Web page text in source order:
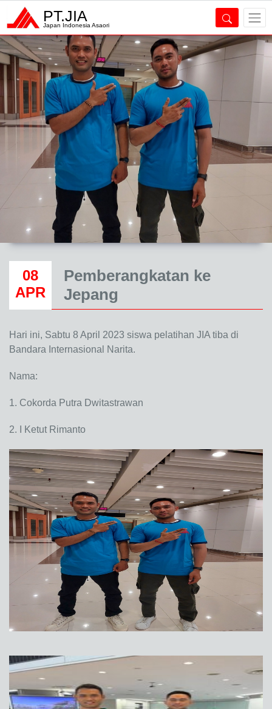
PT.JIA
Japan Indonesia Asaori
08
APR
Pemberangkatan ke
Jepang
Hari ini, Sabtu 8 April 2023 siswa pelatihan JIA tiba di
Bandara Internasional Narita.
Nama:
1. Cokorda Putra Dwitastrawan
2. I Ketut Rimanto